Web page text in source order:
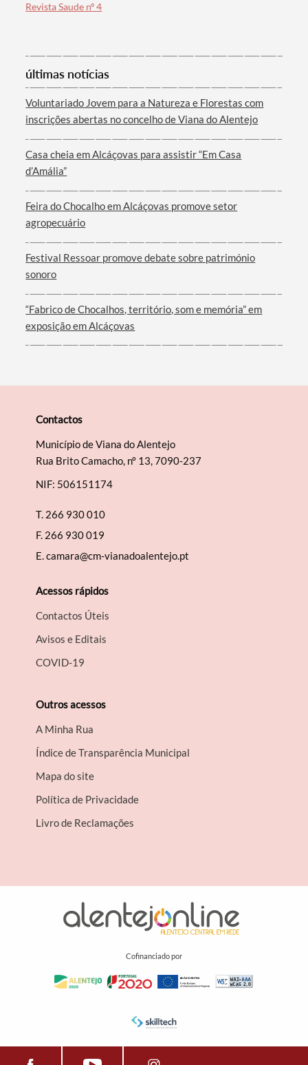
Termo de Pesquisa
Categorias gerais
Revista Saude nº 4
últimas notícias
Voluntariado Jovem para a Natureza e Florestas com
inscrições abertas no concelho de Viana do Alentejo
Casa cheia em Alcáçovas para assistir “Em Casa
d’Amália”
Feira do Chocalho em Alcáçovas promove setor
agropecuário
Festival Ressoar promove debate sobre património
sonoro
“Fabrico de Chocalhos, território, som e memória” em
exposição em Alcáçovas
Contactos
Município de Viana do Alentejo
Rua Brito Camacho, nº 13, 7090-237
NIF: 506151174
T. 266 930 010
F. 266 930 019
E.camara@cm-vianadoalentejo.pt
Acessos rápidos
Contactos Úteis
Avisos e Editais
COVID-19
Outros acessos
A Minha Rua
Índice de Transparência Municipal
Mapa do site
Política de Privacidade
Livro de Reclamações
Cofinanciado por